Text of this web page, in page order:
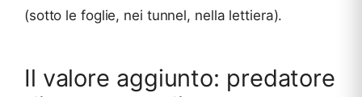
(sotto le foglie, nei tunnel, nella lettiera).
Il valore aggiunto: predatore